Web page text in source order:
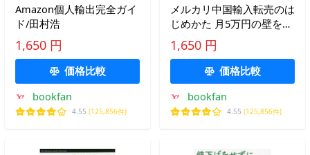
Amazon個人輸出完全ガイ
ド/田村浩
1,650 円
価格比較
bookfan
4.55 (125,856件)
メルカリ中国輸入転売のは
じめかた 月5万円の壁を越
える/瀬戸山エリカ
1,650 円
価格比較
bookfan
4.55 (125,856件)